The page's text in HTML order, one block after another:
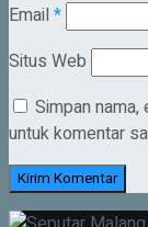
Email *
Situs Web
Simpan
untuk komentar